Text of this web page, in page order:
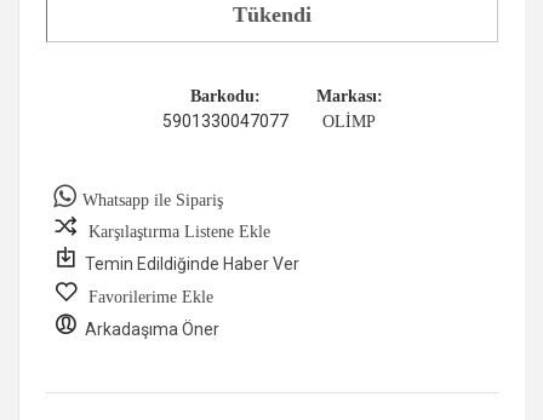
Tükendi
Barkodu:
5901330047077
Markası:
OLİMP
Whatsapp ile Sipariş
Karşılaştırma Listene Ekle
Temin Edildiğinde Haber Ver
Favorilerime Ekle
Arkadaşıma Öner